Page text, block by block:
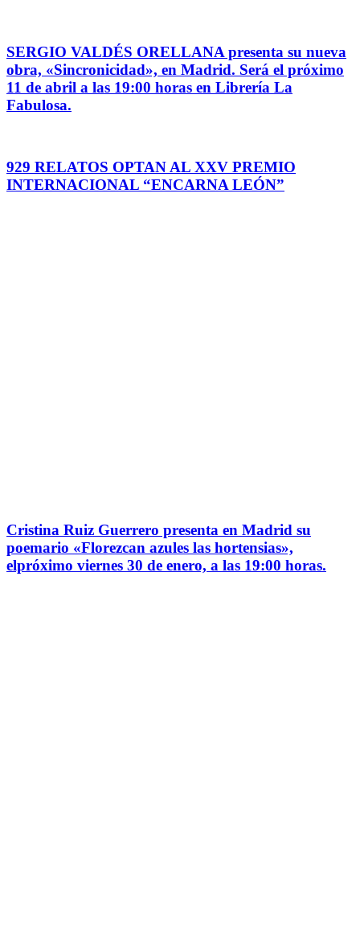
SERGIO VALDÉS ORELLANA presenta su nueva
obra, «Sincronicidad», en Madrid. Será el próximo
11 de abril a las 19:00 horas en Librería La
Fabulosa.
929 RELATOS OPTAN AL XXV PREMIO
INTERNACIONAL “ENCARNA LEÓN”
Cristina Ruiz Guerrero presenta en Madrid su
poemario «Florezcan azules las hortensias»,
elpróximo viernes 30 de enero, a las 19:00 horas.